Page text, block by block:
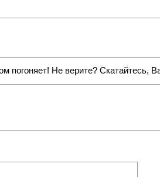
погоняет! Не верите? Скатайтесь,